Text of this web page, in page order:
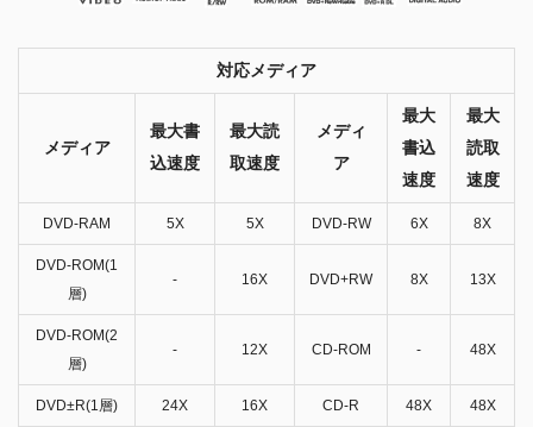
対応メディア
メディア
最大書
込速度
最大読
取速度
メディ
ア
最大
書込
速度
最大
読取
速度
DVD-RAM 5X 5X DVD-RW 6X 8X
DVD-ROM(1
層)
- 16X DVD+RW 8X 13X
DVD-ROM(2
層)
- 12X CD-ROM - 48X
DVD±R(1層) 24X 16X CD-R 48X 48X